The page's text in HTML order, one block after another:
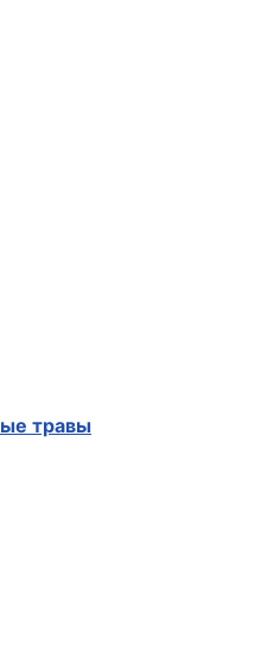
травы